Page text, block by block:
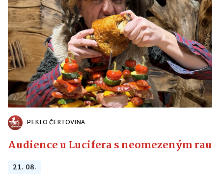
PEKLO ČERTOVINA
Audience u Lucifera s neomezeným
21. 08.